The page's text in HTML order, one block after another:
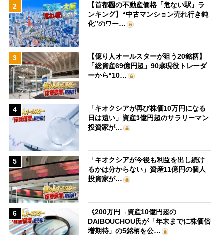
2
【首都圏の不動産価格「危ない駅」ラ
ンキング】“中古マンション売れ行き鈍
化”のワー…
3
【億り人オールスターが狙う20銘柄】
「総資産69億円超」90歳現役トレーダ
ーから“10…
4
「キオクシアが再び株価10万円になる
日は遠い」資産3億円超のサラリーマン
投資家が…
5
「キオクシアが今後も利益を出し続け
るかは分からない」資産11億円の個人
投資家が…
6
《200万円→資産10億円超の
DAIBOUCHOU氏が「年末までに株価倍
増期待」の5銘柄を公…